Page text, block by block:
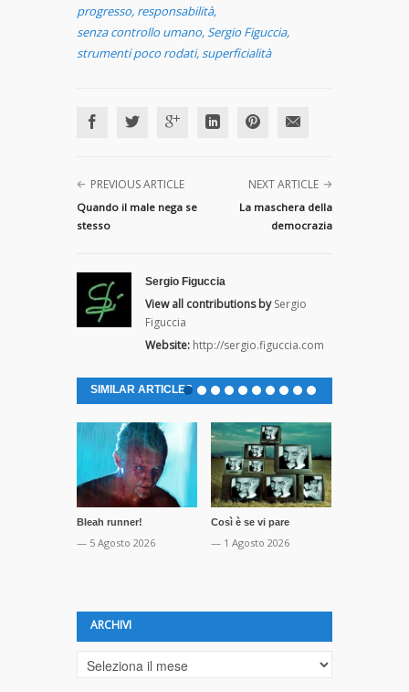
progresso, responsabilità,
senza controllo umano,Sergio Figuccia,
strumenti poco rodati,superficialità
PREVIOUS ARTICLE
Quando il male nega se
stesso
NEXT ARTICLE
La maschera della
democrazia
Sergio Figuccia
View all contributions by Sergio
Figuccia
Website: http://sergio.figuccia.com
SIMILAR ARTICLES
Bleah runner!
— 5 Agosto 2026
Così è se vi pare
— 1 Agosto 2026
ARCHIVI
Archivi